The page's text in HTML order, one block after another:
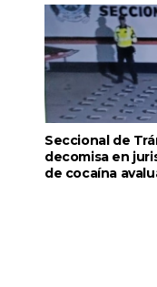
Seccional de
decomisa en
de cocaína